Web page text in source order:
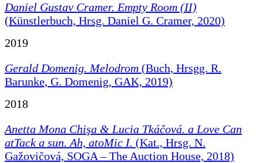
Daniel Gustav Cramer. Empty Room (II)
(Künstlerbuch, Hrsg. Daniel G. Cramer, 2020)
2019
Gerald Domenig. Melodrom (Buch, Hrsgg. R.
Barunke, G. Domenig, GAK, 2019)
2018
Anetta Mona Chişa & Lucia Tkáčová. a Love Can
atTack a sun. Ah, atoMic I. (Kat., Hrsg. N.
Gažovičová, SOGA – The Auction House, 2018)